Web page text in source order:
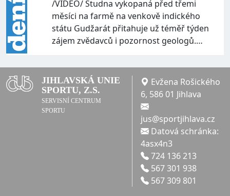
/VIDEO/ Studna vykopaná před třemi
měsíci na farmě na venkově indického
státu Gudžarát přitahuje už téměř týden
zájem zvědavců i pozornost geologů.…
JIHLAVSKÁ UNIE
SPORTU, Z.S.
SERVISNÍ CENTRUM
SPORTU
Evžena Rošického
6, 586 01 Jihlava
jus@sportjihlava.cz
Datová schránka:
4asx4n3
724 136 213
567 301 938
567 309 801